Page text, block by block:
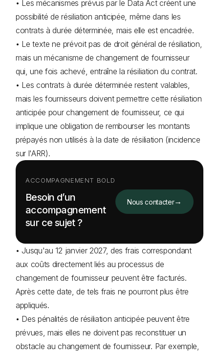
• Les mécanismes prévus par le Data Act créent une
possibilité de résiliation anticipée, même dans les
contrats à durée déterminée, mais elle est encadrée.
• Le texte ne prévoit pas de droit général de résiliation,
mais un mécanisme de changement de fournisseur
qui, une fois achevé, entraîne la résiliation du contrat.
• Les contrats à durée déterminée restent valables,
mais les fournisseurs doivent permettre cette résiliation
anticipée pour changement de fournisseur, ce qui
implique une obligation de rembourser les montants
prépayés non utilisés à la date de résiliation (incidence
sur l'ARR).
ACCOMPAGNEMENT BOLD
Besoin d’un
accompagnement
sur ce sujet ?
Nous contacter→
• Jusqu'au 12 janvier 2027, des frais correspondant
aux coûts directement liés au processus de
changement de fournisseur peuvent être facturés.
Après cette date, de tels frais ne pourront plus être
appliqués.
• Des pénalités de résiliation anticipée peuvent être
prévues, mais elles ne doivent pas reconstituer un
obstacle au changement de fournisseur. Par exemple,